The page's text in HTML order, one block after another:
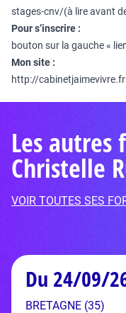
stages-cnv/(à lire avant
Pour s’inscrire :
bouton sur la gauche «
Mon site :
http://cabinetjaimevivre.fr
Les
Christelle
VOIR TOUTES SES
Du 24/09/
BRETAGNE (35)